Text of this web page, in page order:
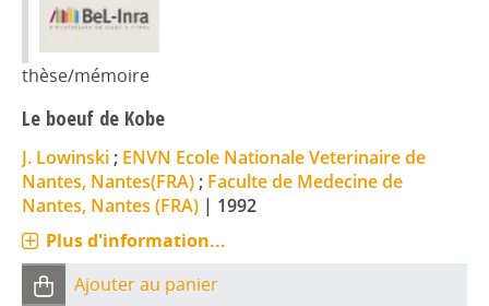
thèse/mémoire
Le boeuf de Kobe
J. Lowinski ; ENVN Ecole Nationale Veterinaire de
Nantes, Nantes(FRA) ; Faculte de Medecine de
Nantes, Nantes (FRA) | 1992
Plus d'information...
Ajouter au panier